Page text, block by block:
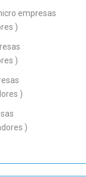
empresas
)
)
)
)